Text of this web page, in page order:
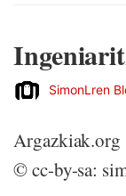
SimonLren
Argazkiak.org
© cc-by-sa: